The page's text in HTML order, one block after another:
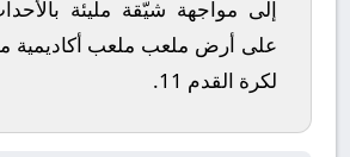
إلى مواجهة شيّقة مليئة
على أرض ملعب ملعب
لكرة القدم 11
.